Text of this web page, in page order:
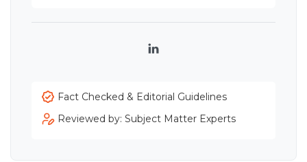
LinkedIn
Fact Checked & Editorial Guidelines
Reviewed by: Subject Matter Experts